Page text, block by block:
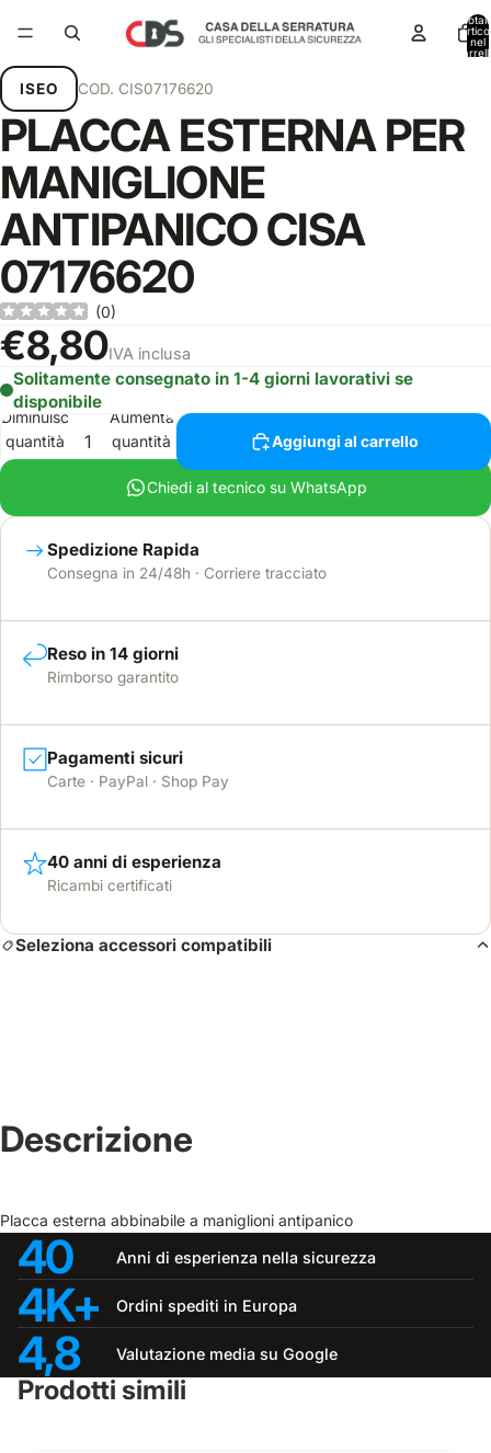
nel
ISEO COD. CIS07176620
PLACCA ESTERNA PER
MANIGLIONE
ANTIPANICO CISA
07176620
(0)
€8,80IVA inclusa
Solitamente consegnato in 1-4 giorni lavorativi se
disponibile
Diminuisci
quantità
Aumenta
quantità
Aggiungi al carrello
Chiedi al tecnico su WhatsApp
Spedizione Rapida
Consegna in 24/48h · Corriere tracciato
Reso in 14 giorni
Rimborso garantito
Pagamenti sicuri
Carte · PayPal · Shop Pay
40 anni di esperienza
Ricambi certificati
Seleziona accessori compatibili
Descrizione
Placca esterna abbinabile a maniglioni antipanico
40 Anni di esperienza nella sicurezza
4K+ Ordini spediti in Europa
4,8 Valutazione media su Google
Prodotti simili